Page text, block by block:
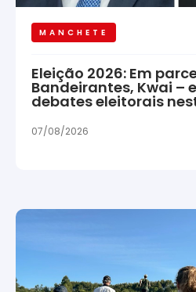
MANCHETE
Eleição 2026: Em
Bandeirantes, Kwai –
debates eleitorais
07/08/2026